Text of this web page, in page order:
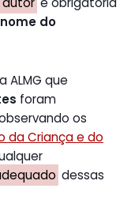
nome do
ALMG que
foram
os
da Criança e do
dessas